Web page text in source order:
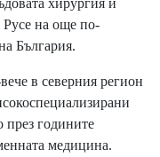
Русе на още по-
България.
в северния регион
през годините
медицина.